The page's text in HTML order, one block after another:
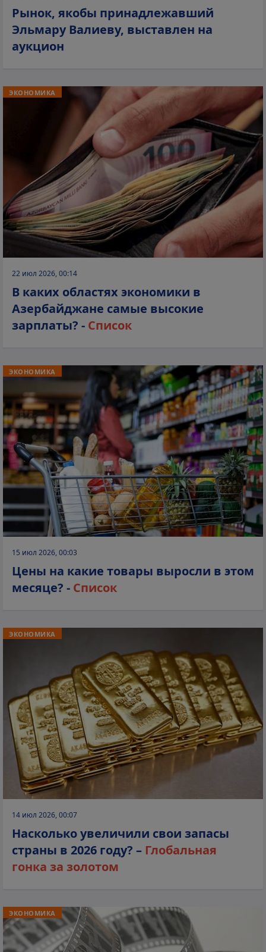
Рынок, якобы принадлежавший
Эльмару Валиеву, выставлен на
аукцион
ЭКОНОМИКА
22 июл 2026, 00:14
В каких областях экономики в
Азербайджане самые высокие
зарплаты? - Список
ЭКОНОМИКА
15 июл 2026, 00:03
Цены на какие товары выросли в этом
месяце? - Список
ЭКОНОМИКА
14 июл 2026, 00:07
Насколько увеличили свои запасы
страны в 2026 году? – Глобальная
гонка за золотом
ЭКОНОМИКА